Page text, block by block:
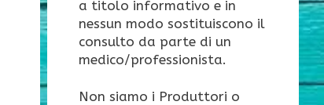
a titolo informativo e in
nessun modo sostituiscono il
consulto da parte di un
medico/professionista.
Non siamo i Produttori o